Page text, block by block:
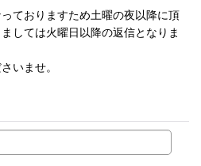
ておりますため土曜の夜以降に頂
しては火曜日以降の返信となりま
いませ。